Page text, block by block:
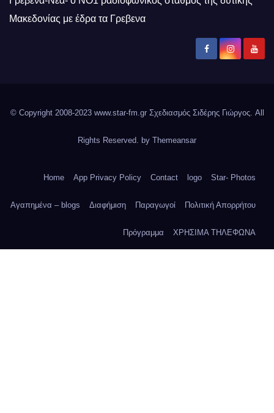
Μακεδονίας με έδρα τα Γρεβενα
© Copyright 2008-2023 www.star-fm.gr Σχεδιασμός Σιδέρης Γιώργος. All
Rights Reserved. by Themeansar
Home App Privacy Policy Contact logo Star- Photos
Αγαπημένα – blogs Διαφήμιση Παραγωγοί Πολιτική Απορρήτου
Πρόγραμμα ΧΡΗΣΙΜΑ ΤΗΛΕΦΩΝΑ